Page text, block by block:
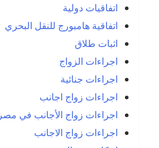
اتفاقيات دولية
اتفاقية هامبورج للنقل البحري
اثبات طلاق
اجراءات الزواج
اجراءات جنائية
اجراءات زواج اجانب
اجراءات زواج الأجانب في مصر
اجراءات زواج الاجانب